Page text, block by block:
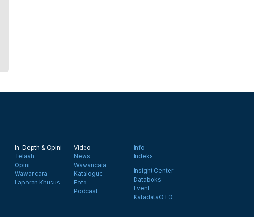
In-Depth & Opini
Telaah
Opini
Wawancara
Laporan Khusus
Video
News
Wawancara
Katalogue
Foto
Podcast
Info
Indeks
Insight Center
Databoks
Event
KatadataOTO